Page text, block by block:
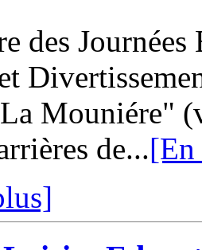
des
Mouniére"
de...[En